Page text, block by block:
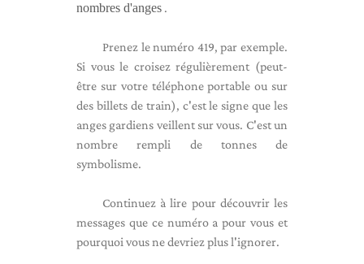
nombres d'anges .
Prenez le numéro 419, par exemple.
Si vous le croisez régulièrement (peut-
être sur votre téléphone portable ou sur
des billets de train), c'est le signe que les
anges gardiens veillent sur vous. C'est un
nombre rempli de tonnes de
symbolisme.
Continuez à lire pour découvrir les
messages que ce numéro a pour vous et
pourquoi vous ne devriez plus l'ignorer.